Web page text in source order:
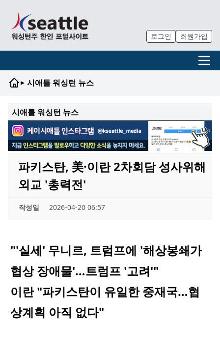
로그인 회원가입
▸ 시애틀 워싱턴 뉴스
시애틀 워싱턴 뉴스
파키스탄, 美·이란 2차회담 성사위해
외교 '총력전'
작성일 2026-04-20 06:57
"'실세' 무니르, 트럼프에 '해상봉쇄가
협상 장애물'…트럼프 '고려'"
이란 "파키스탄이 유일한 중재국…협
상계획 아직 없다"